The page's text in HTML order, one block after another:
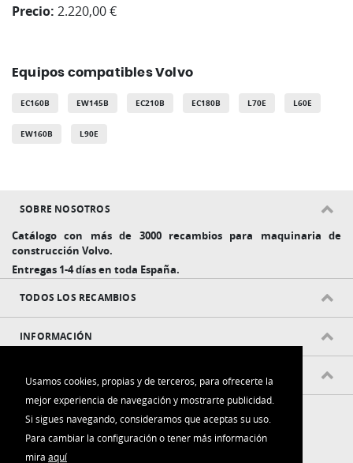
Usamos cookies, propias y de terceros, para ofrecerte la
mejor experiencia de navegación y mostrarte publicidad.
Si sigues navegando, consideramos que aceptas su uso.
Para cambiar la configuración o tener más información
mira aquí
Precio: 2.220,00 €
Equipos compatibles Volvo
EC160B EW145B EC210B EC180B L70E L60E
EW160B L90E
SOBRE NOSOTROS
Catálogo con más de 3000 recambios para maquinaria de
construcción Volvo.
Entregas 1-4 días en toda España.
TODOS LOS RECAMBIOS
INFORMACIÓN
POLÍTICAS Y CONDICIONES